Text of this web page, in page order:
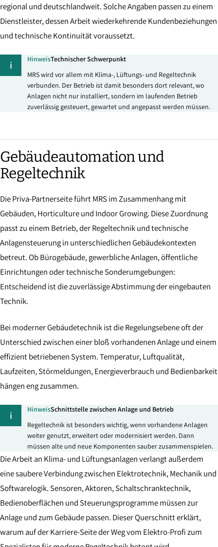
regional und deutschlandweit. Solche Angaben passen zu einem
Dienstleister, dessen Arbeit wiederkehrende Kundenbeziehungen
und technische Kontinuität voraussetzt.
i HinweisTechnischer Schwerpunkt
MRS wird vor allem mit Klima-, Lüftungs- und Regeltechnik
verbunden. Der Betrieb ist damit besonders dort relevant, wo
Anlagen nicht nur installiert, sondern im laufenden Betrieb
zuverlässig gesteuert, gewartet und angepasst werden müssen.
Gebäudeautomation und
Regeltechnik
Die Priva-Partnerseite führt MRS im Zusammenhang mit
Gebäuden, Horticulture und Indoor Growing. Diese Zuordnung
passt zu einem Betrieb, der Regeltechnik und technische
Anlagensteuerung in unterschiedlichen Gebäudekontexten
betreut. Ob Bürogebäude, gewerbliche Anlagen, öffentliche
Einrichtungen oder technische Sonderumgebungen:
Entscheidend ist die zuverlässige Abstimmung der eingebauten
Technik.
Bei moderner Gebäudetechnik ist die Regelungsebene oft der
Unterschied zwischen einer bloß vorhandenen Anlage und einem
effizient betriebenen System. Temperatur, Luftqualität,
Laufzeiten, Störmeldungen, Energieverbrauch und Bedienbarkeit
hängen eng zusammen.
i HinweisSchnittstelle zwischen Anlage und Betrieb
Regeltechnik ist besonders wichtig, wenn vorhandene Anlagen
weiter genutzt, erweitert oder modernisiert werden. Dann
müssen alte und neue Komponenten sauber zusammenspielen.
Die Arbeit an Klima- und Lüftungsanlagen verlangt außerdem
eine saubere Verbindung zwischen Elektrotechnik, Mechanik und
Softwarelogik. Sensoren, Aktoren, Schaltschranktechnik,
Bedienoberflächen und Steuerungsprogramme müssen zur
Anlage und zum Gebäude passen. Dieser Querschnitt erklärt,
warum auf der Karriere-Seite der Weg vom Elektro-Profi zum